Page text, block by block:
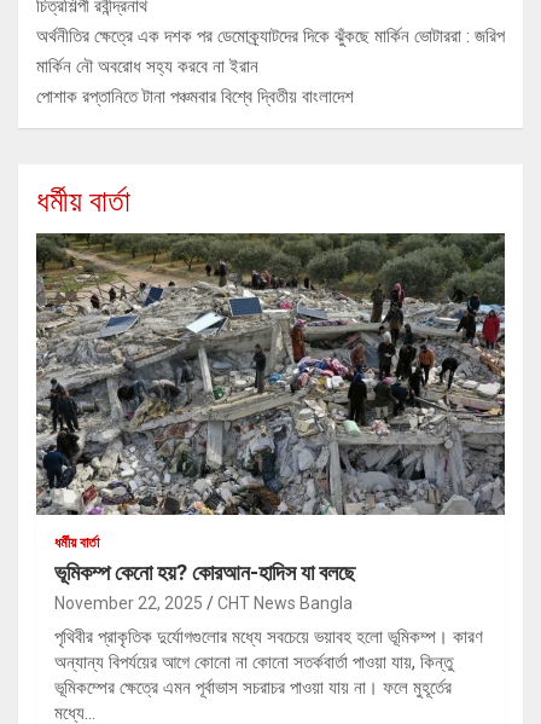
চিত্রশিল্পী রবীন্দ্রনাথ
অর্থনীতির ক্ষেত্রে এক দশক পর ডেমোক্র্যাটদের দিকে ঝুঁকছে মার্কিন ভোটাররা : জরিপ
মার্কিন নৌ অবরোধ সহ্য করবে না ইরান
পোশাক রপ্তানিতে টানা পঞ্চমবার বিশ্বে দ্বিতীয় বাংলাদেশ
ধর্মীয় বার্তা
ধর্মীয় বার্তা
ভূমিকম্প কেনো হয়? কোরআন-হাদিস যা বলছে
November 22, 2025 CHT News Bangla
পৃথিবীর প্রাকৃতিক দুর্যোগগুলোর মধ্যে সবচেয়ে ভয়াবহ হলো ভূমিকম্প। কারণ
অন্যান্য বিপর্যয়ের আগে কোনো না কোনো সতর্কবার্তা পাওয়া যায়, কিন্তু
ভূমিকম্পের ক্ষেত্রে এমন পূর্বাভাস সচরাচর পাওয়া যায় না। ফলে মুহূর্তের
মধ্যে…